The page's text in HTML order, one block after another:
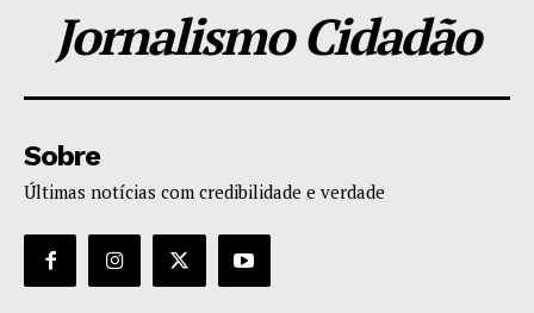
Jornalismo Cidadão
Sobre
Últimas notícias com credibilidade e verdade